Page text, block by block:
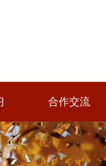
合作交流